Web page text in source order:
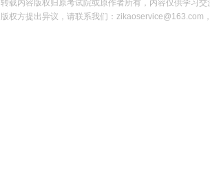
转载内容版权归原考试院或原作者所有，内容仅供学习
版权方提出异议，请联系我们：zikaoservice@163.com